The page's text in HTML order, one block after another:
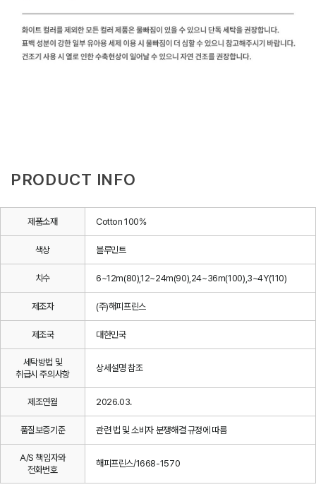
PRODUCT INFO
제품소재 Cotton 100%
색상 블루민트
치수 6~12m(80),12~24m(90),24~36m(100),3~4Y(110)
제조자 (주)해피프린스
제조국 대한민국
세탁방법 및
취급시 주의사항
상세설명 참조
제조연월 2026.03.
품질보증기준 관련 법 및 소비자 분쟁해결 규정에 따름
A/S 책임자와
전화번호
해피프린스/1668-1570